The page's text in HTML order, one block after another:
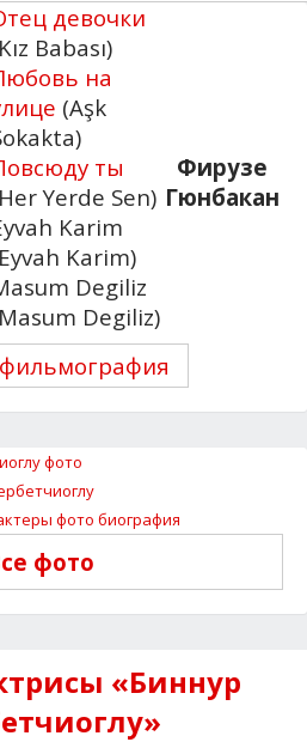
девочки
Babası)
на
(Aşk
ты
Yerde Sen)
Фирузе
Гюнбакан
Karim
Karim)
Degiliz
Degiliz)
фото
«Биннур